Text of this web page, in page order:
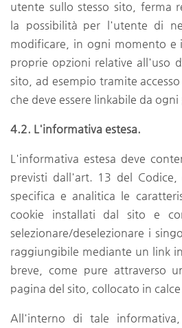
utente sullo stesso sito, ferma
la possibilità per l'utente di
modificare, in ogni momento e
proprie opzioni relative all'uso
sito, ad esempio tramite
che deve essere linkabile da
4.2. L'informativa estesa.
L'informativa estesa deve
previsti dall'art. 13 del Codice,
specifica e analitica le
cookie installati dal sito e
selezionare/deselezionare i
raggiungibile mediante un link
breve, come pure attraverso
pagina del sito, collocato in
All'interno di tale informativa,